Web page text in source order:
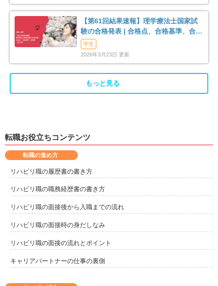
【第61回結果速報】理学療法士国家試
験の合格発表 | 合格点、合格基準、合格
率（2026年）
学生
2026年3月23日 更新
もっと見る
転職お役立ちコンテンツ
転職の進め方
リハビリ職の履歴書の書き方
リハビリ職の職務経歴書の書き方
リハビリ職の面接後から入職までの流れ
リハビリ職の面接時の身だしなみ
リハビリ職の面接の流れとポイント
キャリアパートナーの仕事の裏側